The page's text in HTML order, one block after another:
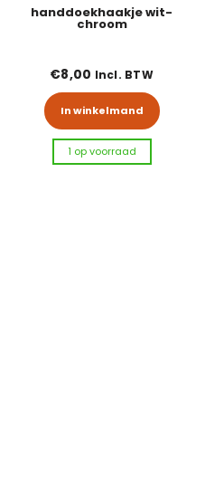
was: €100,00.
is: €40,00.
handdoekhaakje wit-
chroom
€8,00 Incl. BTW
In winkelmand
1 op voorraad